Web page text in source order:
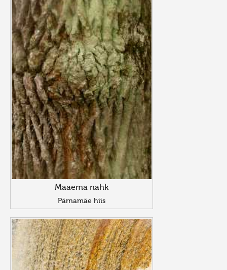
Maaema nahk
Pärnamäe hiis